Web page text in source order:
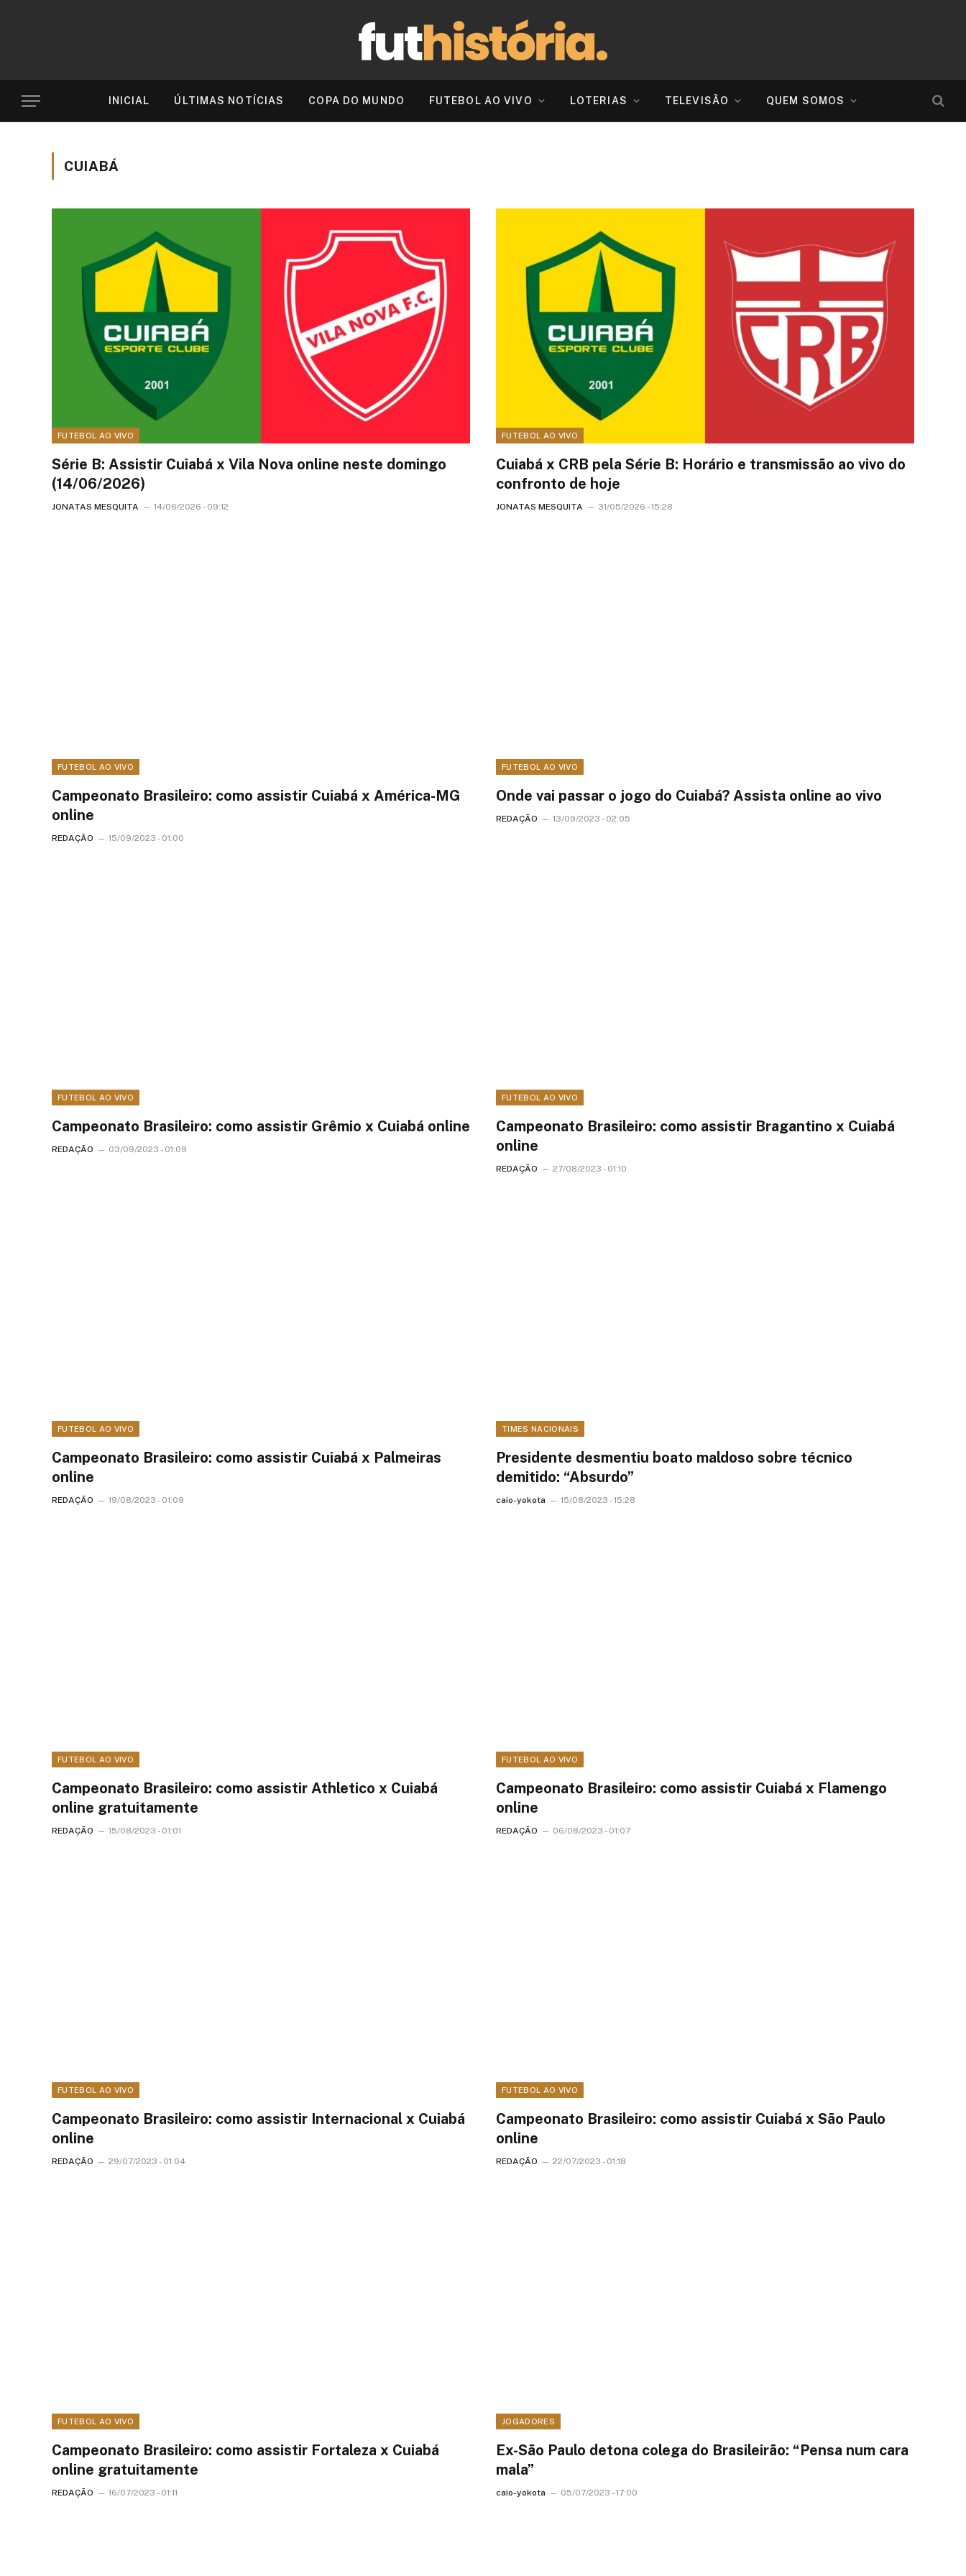
INICIAL ÚLTIMAS NOTÍCIAS COPA DO MUNDO FUTEBOL AO VIVO LOTERIAS TELEVISÃO QUEM SOMOS
CUIABÁ
FUTEBOL AO VIVO
Série B: Assistir Cuiabá x Vila Nova online neste domingo
(14/06/2026)
JONATAS MESQUITA 14/06/2026 - 09:12
FUTEBOL AO VIVO
Cuiabá x CRB pela Série B: Horário e transmissão ao vivo do
confronto de hoje
JONATAS MESQUITA 31/05/2026 - 15:28
FUTEBOL AO VIVO
Campeonato Brasileiro: como assistir Cuiabá x América-MG
online
REDAÇÃO 15/09/2023 - 01:00
FUTEBOL AO VIVO
Onde vai passar o jogo do Cuiabá? Assista online ao vivo
REDAÇÃO 13/09/2023 - 02:05
FUTEBOL AO VIVO
Campeonato Brasileiro: como assistir Grêmio x Cuiabá online
REDAÇÃO 03/09/2023 - 01:09
FUTEBOL AO VIVO
Campeonato Brasileiro: como assistir Bragantino x Cuiabá
online
REDAÇÃO 27/08/2023 - 01:10
FUTEBOL AO VIVO
Campeonato Brasileiro: como assistir Cuiabá x Palmeiras
online
REDAÇÃO 19/08/2023 - 01:09
TIMES NACIONAIS
Presidente desmentiu boato maldoso sobre técnico
demitido: “Absurdo”
caio-yokota 15/08/2023 - 15:28
FUTEBOL AO VIVO
Campeonato Brasileiro: como assistir Athletico x Cuiabá
online gratuitamente
REDAÇÃO 15/08/2023 - 01:01
FUTEBOL AO VIVO
Campeonato Brasileiro: como assistir Cuiabá x Flamengo
online
REDAÇÃO 06/08/2023 - 01:07
FUTEBOL AO VIVO
Campeonato Brasileiro: como assistir Internacional x Cuiabá
online
REDAÇÃO 29/07/2023 - 01:04
FUTEBOL AO VIVO
Campeonato Brasileiro: como assistir Cuiabá x São Paulo
online
REDAÇÃO 22/07/2023 - 01:18
FUTEBOL AO VIVO
Campeonato Brasileiro: como assistir Fortaleza x Cuiabá
online gratuitamente
REDAÇÃO 16/07/2023 - 01:11
JOGADORES
Ex-São Paulo detona colega do Brasileirão: “Pensa num cara
mala”
caio-yokota 05/07/2023 - 17:00